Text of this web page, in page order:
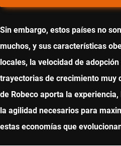
Sin embargo, estos países no
muchos, y sus características
locales, la velocidad de
trayectorias de crecimiento muy
de Robeco aporta la
la agilidad necesarios para
estas economías que